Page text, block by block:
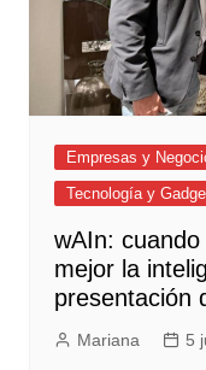
Empresas y
Tecnología y
wAIn:
mejor la
presentación
Mariana 5